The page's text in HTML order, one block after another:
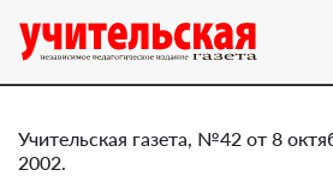
Учительская газета, №42 от 8
2002.